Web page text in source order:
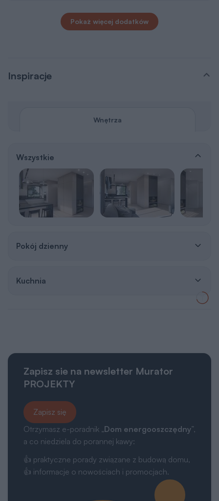
Pokaż więcej dodatków
Inspiracje
Wnętrza
Wszystkie
Pokój dzienny
Kuchnia
Zapisz sie na newsletter Murator
PROJEKTY
Zapisz się
Otrzymasz e-poradnik „Dom energooszczędny”,
a co niedziela do porannej kawy:
👍 praktyczne porady związane z budową domu,
👍 informacje o nowościach i promocjach.